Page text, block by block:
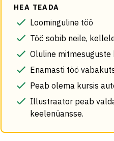
HEA TEADA
Loominguline töö
Töö sobib neile,
Oluline
Enamasti töö
Peab olema kursis
Illustraator peab
keelenüansse.